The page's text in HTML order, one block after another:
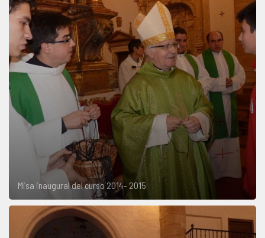
Misa inaugural del curso 2014- 2015